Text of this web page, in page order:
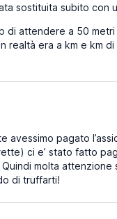
sostituita subito con
di attendere a 50
era a km e km di
avessimo pagato
ci e’ stato fatto
molta attenzione
di truffarti!